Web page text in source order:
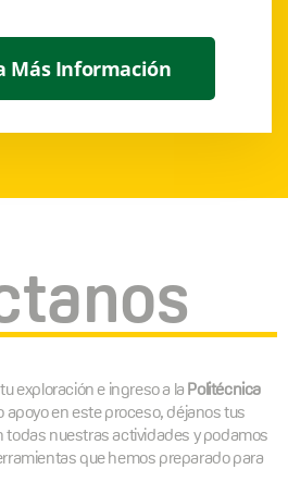
Más Información
exploración e ingreso a laPolitécnica
apoyo en este proceso, déjanos tus
todas nuestras actividades y podamos
que hemos preparado para